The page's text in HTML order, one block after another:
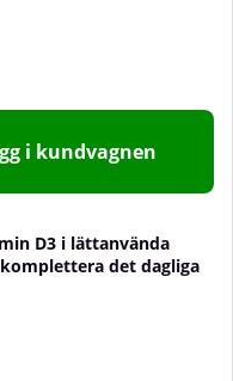
i kundvagnen
D3 i lättanvända
det dagliga